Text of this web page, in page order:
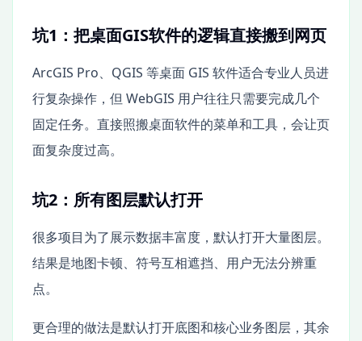
坑1：把桌面GIS软件的逻辑直接搬到网页
ArcGIS Pro、QGIS 等桌面 GIS 软件适合专业人员进
行复杂操作，但 WebGIS 用户往往只需要完成几个
固定任务。直接照搬桌面软件的菜单和工具，会让页
面复杂度过高。
坑2：所有图层默认打开
很多项目为了展示数据丰富度，默认打开大量图层。
结果是地图卡顿、符号互相遮挡、用户无法分辨重
点。
更合理的做法是默认打开底图和核心业务图层，其余